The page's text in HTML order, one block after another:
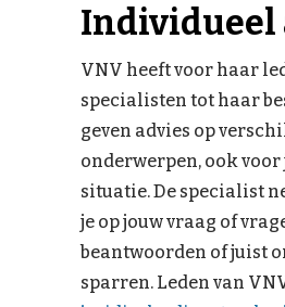
Individueel
VNV heeft voor haar
specialisten tot haar
geven advies op
onderwerpen, ook
situatie. De specialist
je op jouw vraag of
beantwoorden of juist
sparren. Leden van